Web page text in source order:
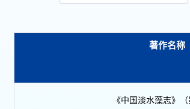
著作名称
《中国淡水藻志》（